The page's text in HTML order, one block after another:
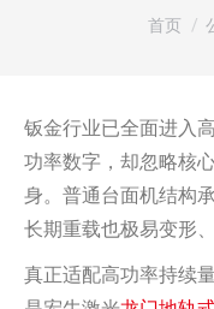
您在这
首页
钣金行业已全面进入
功率数字，却忽略核
身。普通台面机结构
长期重载也极易变形
真正适配高功率持续